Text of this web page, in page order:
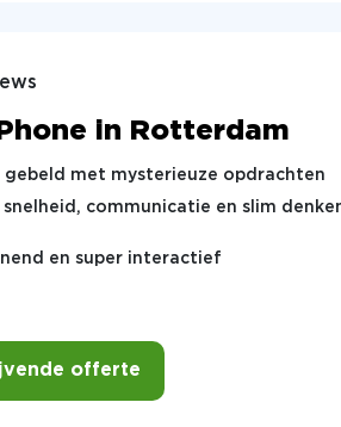
in Rotterdam
met mysterieuze opdrachten
communicatie en slim
en super interactief
offerte